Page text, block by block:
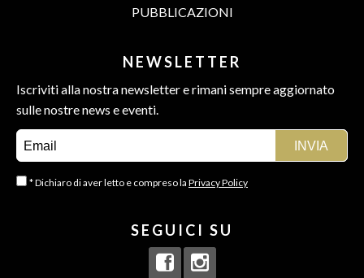
PUBBLICAZIONI
NEWSLETTER
Iscriviti alla nostra newsletter e rimani sempre aggiornato
sulle nostre news e eventi.
* Dichiaro di aver letto e compreso la Privacy Policy
SEGUICI SU